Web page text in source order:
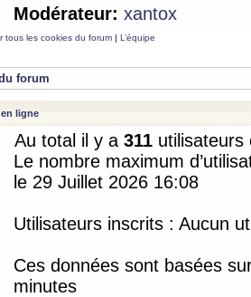
Modérateur: xantox
tous les cookies du forum | L’équipe
forum
ligne
Au total il y a 311 utilisateurs
Le nombre maximum
le 29 Juillet 2026 16:08
Utilisateurs inscrits : Aucun
Ces données sont basées
minutes